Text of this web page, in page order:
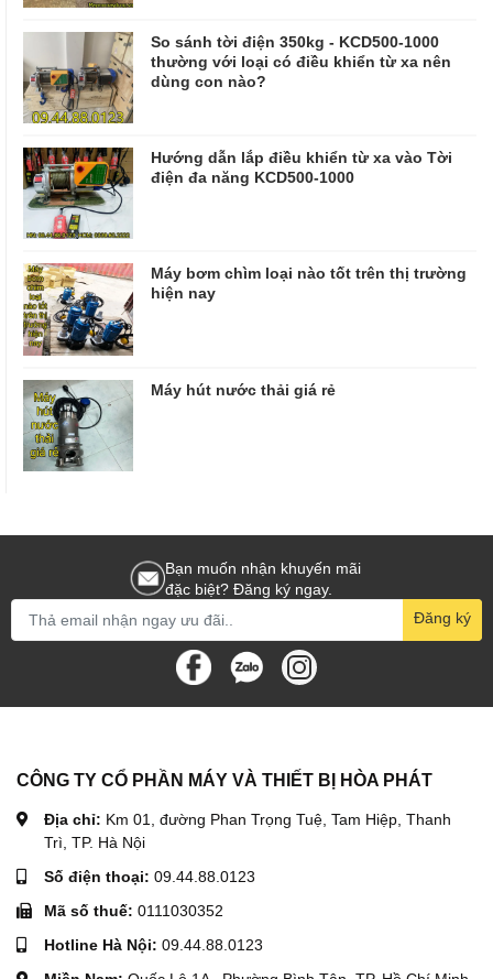
So sánh tời điện 350kg - KCD500-1000
thường với loại có điều khiển từ xa nên
dùng con nào?
Hướng dẫn lắp điều khiển từ xa vào Tời
điện đa năng KCD500-1000
Máy bơm chìm loại nào tốt trên thị trường
hiện nay
Máy hút nước thải giá rẻ
Bạn muốn nhận khuyến mãi
đặc biệt? Đăng ký ngay.
Đăng ký
CÔNG TY CỔ PHẦN MÁY VÀ THIẾT BỊ HÒA PHÁT
Địa chỉ: Km 01, đường Phan Trọng Tuệ, Tam Hiệp, Thanh
Trì, TP. Hà Nội
Số điện thoại: 09.44.88.0123
Mã số thuế: 0111030352
Hotline Hà Nội: 09.44.88.0123